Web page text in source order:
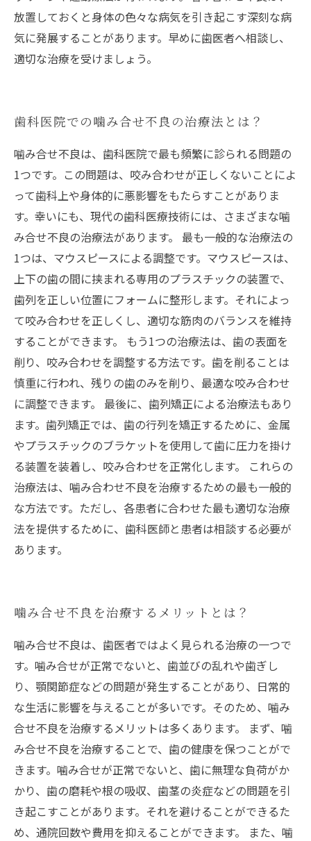
放置しておくと身体の色々な病気を引き起こす深刻な病
気に発展することがあります。早めに歯医者へ相談し、
適切な治療を受けましょう。
歯科医院での噛み合せ不良の治療法とは？
噛み合せ不良は、歯科医院で最も頻繁に診られる問題の
1つです。この問題は、咬み合わせが正しくないことによ
って歯科上や身体的に悪影響をもたらすことがありま
す。幸いにも、現代の歯科医療技術には、さまざまな噛
み合せ不良の治療法があります。 最も一般的な治療法の
1つは、マウスピースによる調整です。マウスピースは、
上下の歯の間に挟まれる専用のプラスチックの装置で、
歯列を正しい位置にフォームに整形します。それによっ
て咬み合わせを正しくし、適切な筋肉のバランスを維持
することができます。 もう1つの治療法は、歯の表面を
削り、咬み合わせを調整する方法です。歯を削ることは
慎重に行われ、残りの歯のみを削り、最適な咬み合わせ
に調整できます。 最後に、歯列矯正による治療法もあり
ます。歯列矯正では、歯の行列を矯正するために、金属
やプラスチックのブラケットを使用して歯に圧力を掛け
る装置を装着し、咬み合わせを正常化します。 これらの
治療法は、噛み合わせ不良を治療するための最も一般的
な方法です。ただし、各患者に合わせた最も適切な治療
法を提供するために、歯科医師と患者は相談する必要が
あります。
噛み合せ不良を治療するメリットとは？
噛み合せ不良は、歯医者ではよく見られる治療の一つで
す。噛み合せが正常でないと、歯並びの乱れや歯ぎし
り、顎関節症などの問題が発生することがあり、日常的
な生活に影響を与えることが多いです。そのため、噛み
合せ不良を治療するメリットは多くあります。 まず、噛
み合せ不良を治療することで、歯の健康を保つことがで
きます。噛み合せが正常でないと、歯に無理な負荷がか
かり、歯の磨耗や根の吸収、歯茎の炎症などの問題を引
き起こすことがあります。それを避けることができるた
め、通院回数や費用を抑えることができます。 また、噛